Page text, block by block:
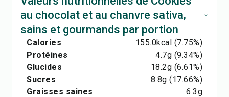
au chocolat et au chanvre sativa,
sains et gourmands par portion
Calories 155.0kcal (7.75%)
Protéines
4.7g (9.34%)
Glucides
18.2g (6.61%)
Sucres
8.8g (17.66%)
Graisses saines
6.3g